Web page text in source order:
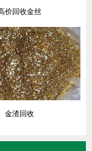
价回收金丝
金渣回收